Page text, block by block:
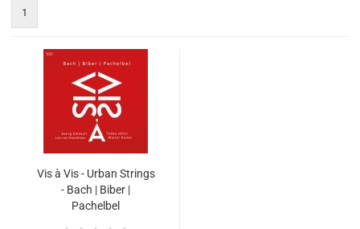
1
Vis à Vis - Urban Strings
- Bach | Biber |
Pachelbel